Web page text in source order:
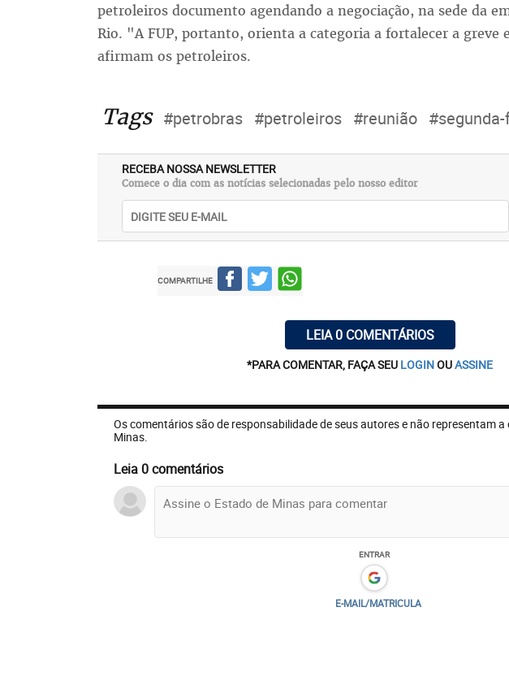
petroleiros documento agendando a negociação, na sede da
Rio. "A FUP, portanto, orienta a categoria a fortalecer a greve
afirmam os petroleiros.
Tags #petrobras #petroleiros #reunião
RECEBA NOSSA NEWSLETTER
Comece o dia com as notícias selecionadas pelo nosso editor
COMPARTILHE
LEIA 0 COMENTÁRIOS
*PARA COMENTAR, FAÇA SEU LOGINOUASSINE
Os comentários são de responsabilidade de seus autores e não representam
Minas.
Leia 0 comentários
ENTRAR
E-MAIL/MATRICULA